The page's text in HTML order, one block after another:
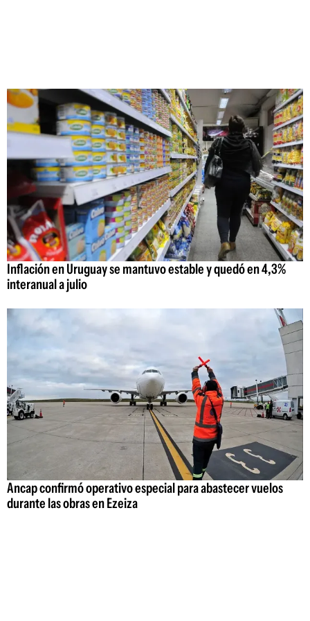
Inflación en Uruguay se mantuvo estable y quedó en 4,3%
interanual a julio
Ancap confirmó operativo especial para abastecer vuelos
durante las obras en Ezeiza